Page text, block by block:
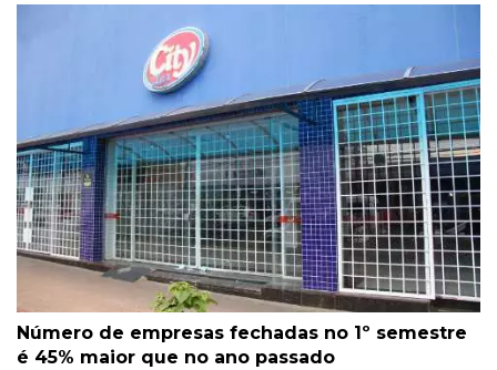
Número de empresas fechadas no 1º semestre
é 45% maior que no ano passado